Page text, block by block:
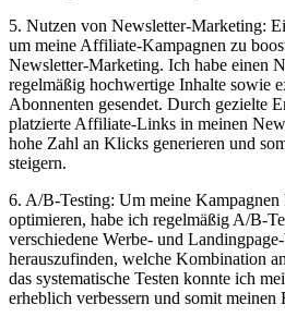
5. Nutzen von Newsletter-Marketing:
um meine Affiliate-Kampagnen zu
Newsletter-Marketing. Ich habe einen
regelmäßig hochwertige Inhalte sowie
Abonnenten gesendet. Durch gezielte
platzierte Affiliate-Links in meinen
hohe Zahl an Klicks generieren und
steigern.
6. A/B-Testing: Um meine
optimieren, habe ich regelmäßig A/B-
verschiedene Werbe- und
herauszufinden, welche Kombination
das systematische Testen konnte ich
erheblich verbessern und somit